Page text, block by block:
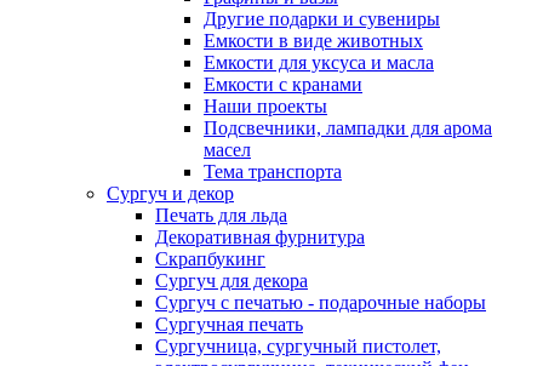
Другие подарки и сувениры
Емкости в виде животных
Емкости для уксуса и масла
Емкости с кранами
Наши проекты
Подсвечники, лампадки для арома
масел
Тема транспорта
Сургуч и декор
Печать для льда
Декоративная фурнитура
Скрапбукинг
Сургуч для декора
Сургуч с печатью - подарочные наборы
Сургучная печать
Сургучница, сургучный пистолет,